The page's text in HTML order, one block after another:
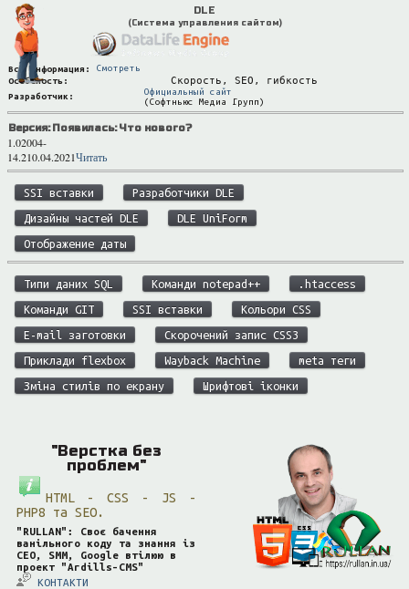
DLE
(Система управления сайтом)
Вся информация:
Смотреть
Особеность:
Скорость, SEO, гибкость
Разработчик:
Официальный сайт
(Софтньюс Медиа Групп)
Версия: Появилась: Что нового?
1.02004-
14.210.04.2021Читать
SSI вставки
Разработчики DLE
Дизайны частей DLE
DLE UniForm
Отображение даты
Типи даних SQL Команди notepad++
.htaccess
Команди GIT
SSI вставки
Кольори CSS
E-mail заготовки
Скорочений запис CSS3
Приклади flexbox
Wayback Machine
meta теги
Зміна стилів по екрану
Шрифтові іконки
"Верстка без
проблем"
HTML - CSS - JS -
PHP8 та SEO.
"RULLAN": Своє бачення
ванільного коду та знання із
СЕО, SMM, Google втілюю в
проект "Ardills-CMS"
КОНТАКТИ